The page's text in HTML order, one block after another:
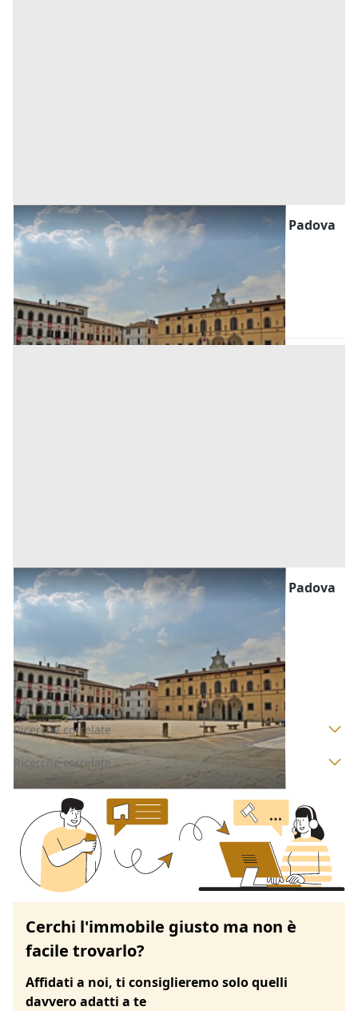
Edifici a Destinazione Particolare all'asta a Padova
Offerta minima
152.000 € 202.500 €
Codice asta:
Asta chiusa
Edifici a Destinazione Particolare all'asta a Padova
Offerta minima
635.250 € 847.000 €
Codice asta:
Asta chiusa
Ricerche correlate
Ricerche correlate
Cerchi l'immobile giusto ma non è
facile trovarlo?
Affidati a noi, ti consiglieremo solo quelli
davvero adatti a te